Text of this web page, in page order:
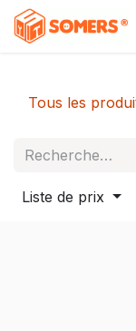
Se rendre au
Tous les
Liste de prix